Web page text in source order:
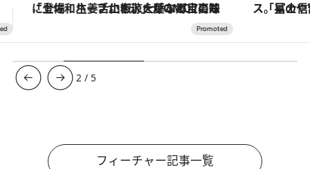
「星のや富士」でデジタルデトックス。冨士信仰の歴史を辿り、心身を調える。 【夏限定ディナーコース】旬を
3 / 5
フィーチャー記事一覧